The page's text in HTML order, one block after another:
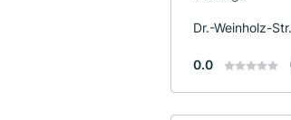
Dr.-Weinholz-
0.0